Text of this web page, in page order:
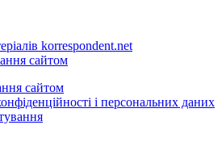
korrespondent.net
сайтом
сайтом
і персональних даних